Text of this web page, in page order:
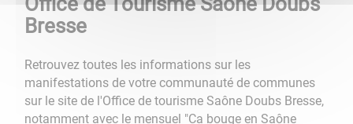
Bresse
Retrouvez toutes les informations sur les
manifestations de votre communauté de communes
sur le site de l'Office de tourisme Saône Doubs Bresse,
notamment avec le mensuel "Ca bouge en Saône